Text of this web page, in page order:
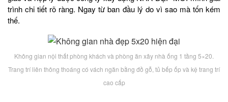
trình chi tiết rõ ràng. Ngay từ ban đầu lý do vì sao mà tốn kém
thế.
Không gian nội thất phòng khách và phòng ăn xây nhà ống 1 tầng 5×20.
Trang trí liên thông thoáng có vách ngăn bằng đồ gỗ, tủ bếp ốp và kệ trang trí
cao cấp